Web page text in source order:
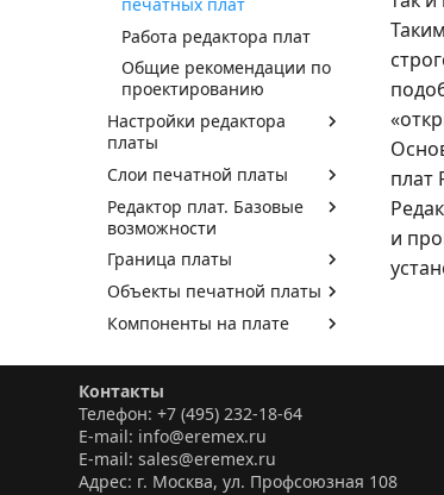
Работа редактора плат
Общие рекомендации по
проектированию
Настройки редактора
платы
Слои печатной платы
Редактор плат. Базовые
возможности
Граница платы
Объекты печатной платы
Компоненты на плате
Графические объекты
Трассировка платы в
режиме «RightPCB»
плат
и
Контакты
Телефон: +7 (495) 232-18-64
E-mail: info@eremex.ru
E-mail: sales@eremex.ru
Адрес: г. Москва, ул. Профсоюзная 108